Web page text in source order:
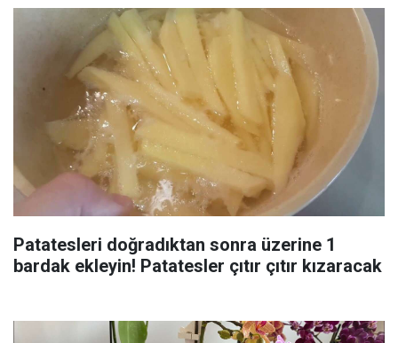
Patatesleri doğradıktan sonra üzerine 1
bardak ekleyin! Patatesler çıtır çıtır kızaracak